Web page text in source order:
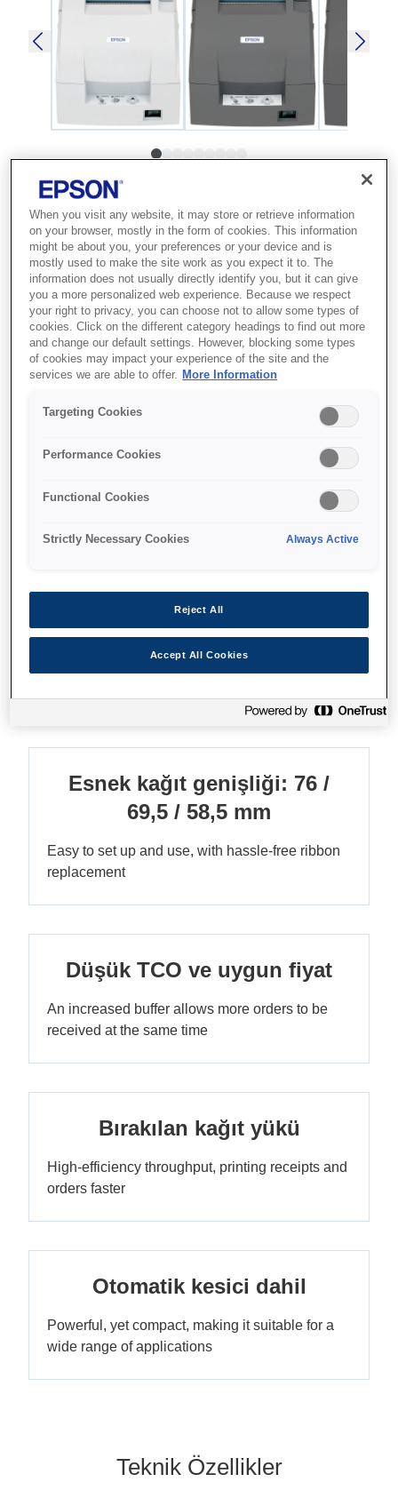
SKU:C31C514057A0
TM-U220B (057A0):
USB, PS, NE sensor,
EDG
Kullanımı kolay ve çok yönlü, çalışkan
bir çalışana ihtiyacınız varsa bu ideal
nokta vuruşlu fiş yazıcı
Nokta vuruşlu makbuz yazdırma
Özellikler
Esnek kağıt genişliği: 76 /
69,5 / 58,5 mm
Easy to set up and use, with hassle-free ribbon
replacement
Düşük TCO ve uygun fiyat
An increased buffer allows more orders to be
received at the same time
Bırakılan kağıt yükü
High-efficiency throughput, printing receipts and
orders faster
Otomatik kesici dahil
Powerful, yet compact, making it suitable for a
wide range of applications
Teknik Özellikler
When you visit any website, it may store or retrieve information
on your browser, mostly in the form of cookies. This information
might be about you, your preferences or your device and is
mostly used to make the site work as you expect it to. The
information does not usually directly identify you, but it can give
you a more personalized web experience. Because we respect
your right to privacy, you can choose not to allow some types of
cookies. Click on the different category headings to find out more
and change our default settings. However, blocking some types
of cookies may impact your experience of the site and the
services we are able to offer.
More Information
Targeting Cookies
Performance Cookies
Functional Cookies
Strictly Necessary Cookies Always Active
Reject All
Accept All Cookies